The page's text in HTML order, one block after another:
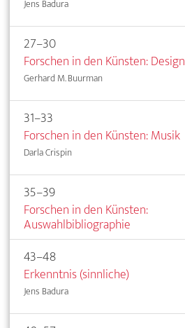
Jens Badura
27–30
Forschen in den Künsten: Design
Gerhard M. Buurman
31–33
Forschen in den Künsten: Musik
Darla Crispin
35–39
Forschen in den Künsten:
Auswahlbibliographie
43–48
Erkenntnis (sinnliche)
Jens Badura